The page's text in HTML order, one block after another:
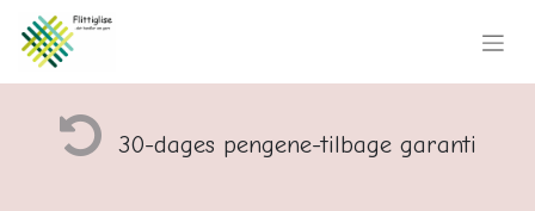
30-dages pengene-tilbage garanti